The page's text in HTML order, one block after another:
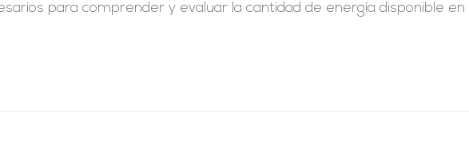
para comprender y evaluar la cantidad de energía disponible en